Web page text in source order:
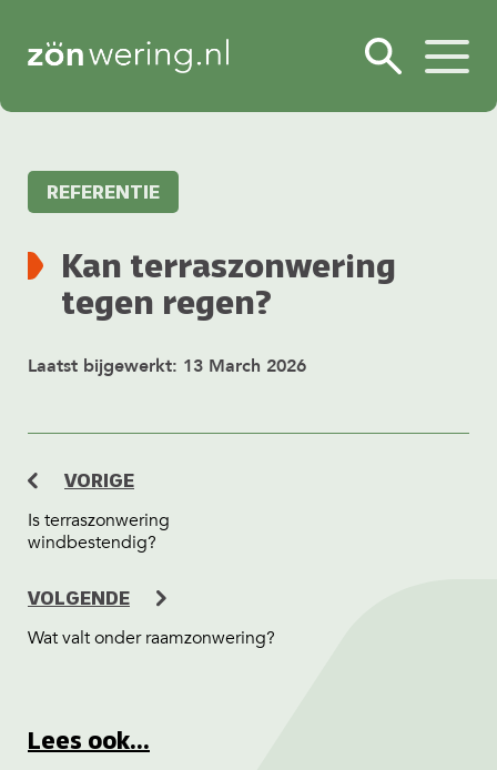
REFERENTIE
Kan terraszonwering
tegen regen?
Laatst bijgewerkt: 13 March 2026
VORIGE
Is terraszonwering
windbestendig?
VOLGENDE
Wat valt onder raamzonwering?
Lees ook...